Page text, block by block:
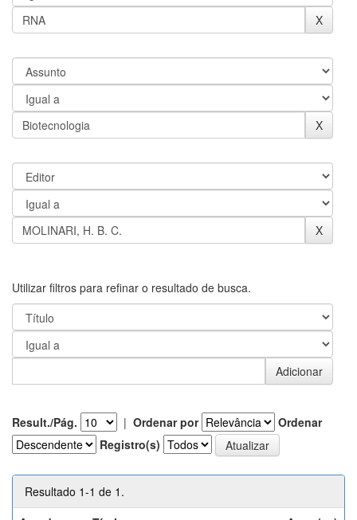
Utilizar filtros para refinar o resultado de busca.
Result./Pág. | Ordenar por
Ordenar
Registro(s)
Resultado 1-1 de 1.